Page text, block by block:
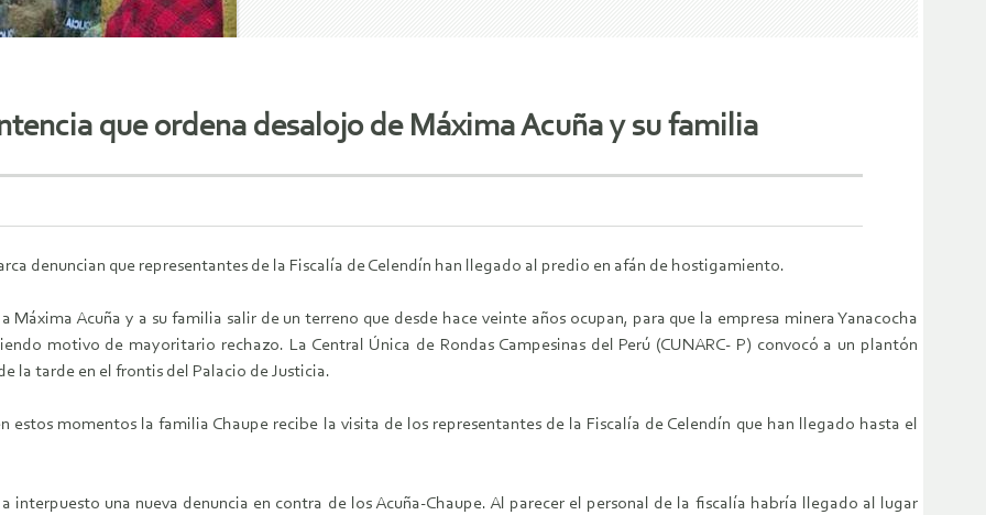
que ordena desalojo de Máxima Acuña y su familia
denuncian que representantes de la Fiscalía de Celendín han llegado al predio en afán de hostigamiento.
Máxima Acuña y a su familia salir de un terreno que desde hace veinte años ocupan, para que la empresa minera Yanacocha
motivo de mayoritario rechazo. La Central Única de Rondas Campesinas del Perú (CUNARC- P) convocó a un plantón
la tarde en el frontis del Palacio de Justicia.
estos momentos la familia Chaupe recibe la visita de los representantes de la Fiscalía de Celendín que han llegado hasta el
interpuesto una nueva denuncia en contra de los Acuña-Chaupe. Al parecer el personal de la fiscalía habría llegado al lugar